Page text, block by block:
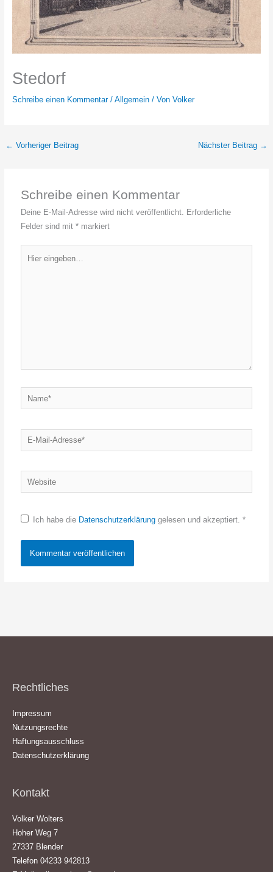
Stedorf
Schreibe einen Kommentar / Allgemein/ Von Volker
← Vorheriger Beitrag Nächster Beitrag →
Schreibe einen Kommentar
Deine E-Mail-Adresse wird nicht veröffentlicht.
Erforderliche
Felder sind mit* markiert
eingeben…
Name*
E-
Mail-
Website
Ich habe die Datenschutzerklärunggelesen und akzeptiert. *
Rechtliches
Impressum
Nutzungsrechte
Haftungsausschluss
Datenschutzerklärung
Kontakt
Volker Wolters
Hoher Weg 7
27337 Blender
Telefon 04233 942813